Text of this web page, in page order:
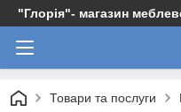
"Глорія"- магазин
Товари та послуги